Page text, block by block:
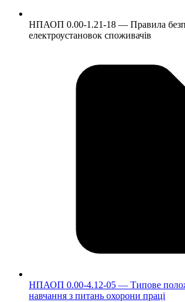
НПАОП 0.00-1.21-18 — Правила
електроустановок споживачів
НПАОП 0.00-4.12-05 — Типове
навчання з питань охорони праці